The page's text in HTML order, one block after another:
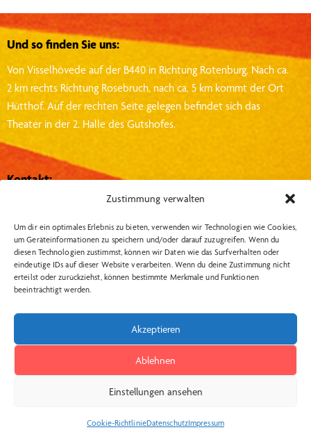
Zustimmung verwalten
Um dir ein optimales Erlebnis zu bieten, verwenden wir Technologien wie Cookies,
um Geräteinformationen zu speichern und/oder darauf zuzugreifen. Wenn du
diesen Technologien zustimmst, können wir Daten wie das Surfverhalten oder
eindeutige IDs auf dieser Website verarbeiten. Wenn du deine Zustimmung nicht
erteilst oder zurückziehst, können bestimmte Merkmale und Funktionen
beeinträchtigt werden.
Akzeptieren
Ablehnen
Einstellungen ansehen
Cookie-RichtlinieDatenschutzImpressum
Und so finden Sie uns:
Von Visselhövede auf der B440 in Richtung Rotenburg. Nach ca.
2 km rechts Richtung Rosebruch, nach ca. 5 km kommt der Ort
Hütthof. Auf der rechten Seite gelegen befindet sich das
Theater in der 2. Halle des Gutshofes.
Kontakt:
Hütthof 1, 27374, Visselhövede
info@theater-metronom.de
Tel.: 04262 – 1351
Insta